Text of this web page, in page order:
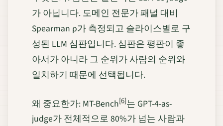
가 아닙니다. 도메인 전문가 패널 대비
Spearman ρ가 측정되고 슬라이스별로 구
성된 LLM 심판입니다. 심판은 평판이 좋
아서가 아니라 그 순위가 사람의 순위와
일치하기 때문에 선택됩니다.
왜 중요한가: MT-Bench[6]는 GPT-4-as-
judge가 전체적으로 80%가 넘는 사람과